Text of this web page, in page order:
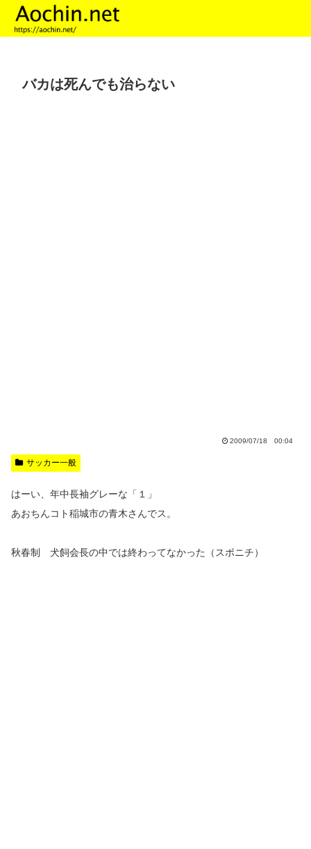
バカは死んでも治らない
2009/07/18 00:04
サッカー一般
はーい、年中長袖グレーな「１」
あおちんコト稲城市の青木さんでス。
秋春制 犬飼会長の中では終わってなかった（スポニチ）